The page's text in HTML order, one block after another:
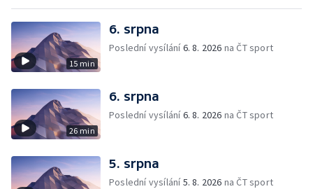
15 min
6. srpna
Poslední vysílání6. 8. 2026 na ČT sport
26 min
6. srpna
Poslední vysílání6. 8. 2026 na ČT sport
5. srpna
Poslední vysílání5. 8. 2026 na ČT sport